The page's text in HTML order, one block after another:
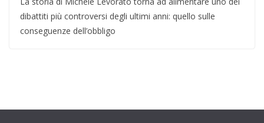
dibattiti più controversi degli ultimi anni: quello sulle
conseguenze dell’obbligo